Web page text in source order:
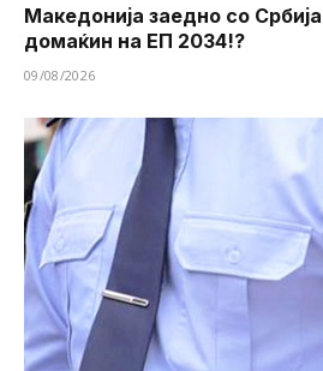
Македонија заедно со
домаќин на ЕП 2034!?
09/08/2026